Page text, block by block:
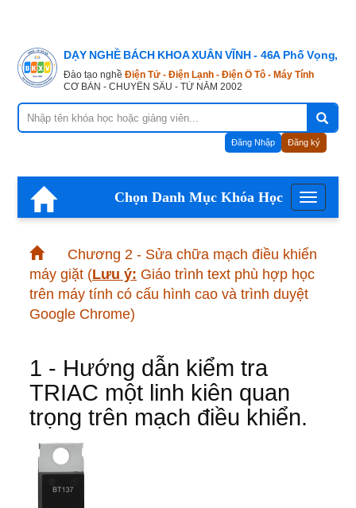
DẠY NGHỀ BÁCH KHOA XUÂN VĨNH - 46A Phố Vọng,
Đào tạo nghề Điện Tử - Điện Lạnh - Điện Ô Tô - Máy Tính
CƠ BẢN - CHUYÊN SÂU - TỪ NĂM 2002
Đăng Nhập Đăng ký
Menu
Chọn Danh Mục Khóa Học
Chương 2 - Sửa chữa mạch điều khiển
máy giặt (Lưu ý: Giáo trình text phù hợp học
trên máy tính có cấu hình cao và trình duyệt
Google Chrome)
1 - Hướng dẫn kiểm tra
TRIAC một linh kiên quan
trọng trên mạch điều khiển.